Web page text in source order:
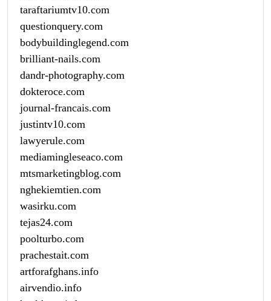
taraftariumtv10.com
questionquery.com
bodybuildinglegend.com
brilliant-nails.com
dandr-photography.com
dokteroce.com
journal-francais.com
justintv10.com
lawyerule.com
mediamingleseaco.com
mtsmarketingblog.com
nghekiemtien.com
wasirku.com
tejas24.com
poolturbo.com
prachestait.com
artforafghans.info
airvendio.info